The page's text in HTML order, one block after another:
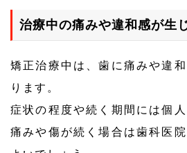
治療中の痛みや違和感が生
矯正治療中は、歯に痛みや違
ります。
症状の程度や続く期間には個
痛みや傷が続く場合は歯科医